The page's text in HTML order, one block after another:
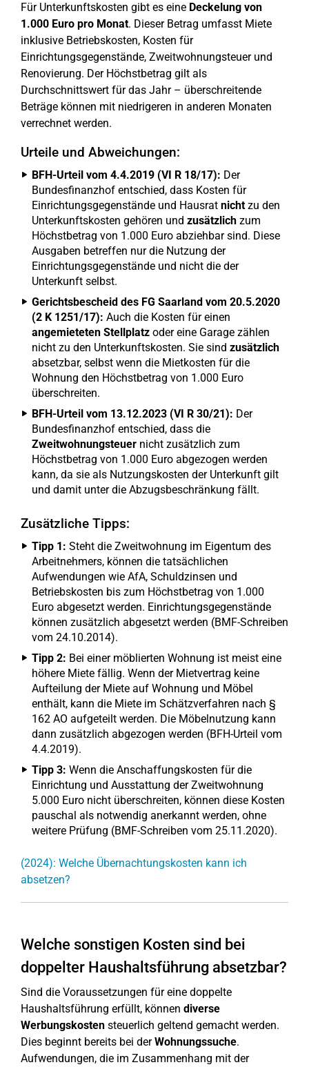
Für Unterkunftskosten gibt es eine Deckelung von
1.000 Euro pro Monat. Dieser Betrag umfasst Miete
inklusive Betriebskosten, Kosten für
Einrichtungsgegenstände, Zweitwohnungsteuer und
Renovierung. Der Höchstbetrag gilt als
Durchschnittswert für das Jahr – überschreitende
Beträge können mit niedrigeren in anderen Monaten
verrechnet werden.
Urteile und Abweichungen:
BFH-Urteil vom 4.4.2019 (VI R 18/17): Der
Bundesfinanzhof entschied, dass Kosten für
Einrichtungsgegenstände und Hausrat nichtzu den
Unterkunftskosten gehören und zusätzlich zum
Höchstbetrag von 1.000 Euro abziehbar sind. Diese
Ausgaben betreffen nur die Nutzung der
Einrichtungsgegenstände und nicht die der
Unterkunft selbst.
Gerichtsbescheid des FG Saarland vom 20.5.2020
(2 K 1251/17): Auch die Kosten für einen
angemieteten Stellplatz oder eine Garage zählen
nicht zu den Unterkunftskosten. Sie sind zusätzlich
absetzbar, selbst wenn die Mietkosten für die
Wohnung den Höchstbetrag von 1.000 Euro
überschreiten.
BFH-Urteil vom 13.12.2023 (VI R 30/21): Der
Bundesfinanzhof entschied, dass die
Zweitwohnungsteuer nicht zusätzlich zum
Höchstbetrag von 1.000 Euro abgezogen werden
kann, da sie als Nutzungskosten der Unterkunft gilt
und damit unter die Abzugsbeschränkung fällt.
Zusätzliche Tipps:
Tipp 1: Steht die Zweitwohnung im Eigentum des
Arbeitnehmers, können die tatsächlichen
Aufwendungen wie AfA, Schuldzinsen und
Betriebskosten bis zum Höchstbetrag von 1.000
Euro abgesetzt werden. Einrichtungsgegenstände
können zusätzlich abgesetzt werden (BMF-Schreiben
vom 24.10.2014).
Tipp 2: Bei einer möblierten Wohnung ist meist eine
höhere Miete fällig. Wenn der Mietvertrag keine
Aufteilung der Miete auf Wohnung und Möbel
enthält, kann die Miete im Schätzverfahren nach §
162 AO aufgeteilt werden. Die Möbelnutzung kann
dann zusätzlich abgezogen werden (BFH-Urteil vom
4.4.2019).
Tipp 3: Wenn die Anschaffungskosten für die
Einrichtung und Ausstattung der Zweitwohnung
5.000 Euro nicht überschreiten, können diese Kosten
pauschal als notwendig anerkannt werden, ohne
weitere Prüfung (BMF-Schreiben vom 25.11.2020).
(2024): Welche Übernachtungskosten kann ich
absetzen?
Welche sonstigen Kosten sind bei
doppelter Haushaltsführung absetzbar?
Sind die Voraussetzungen für eine doppelte
Haushaltsführung erfüllt, können diverse
Werbungskosten steuerlich geltend gemacht werden.
Dies beginnt bereits bei derWohnungssuche.
Aufwendungen, die im Zusammenhang mit der